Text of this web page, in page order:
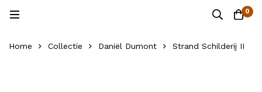
0
Home Collectie Daniël Dumont Strand Schilderij II